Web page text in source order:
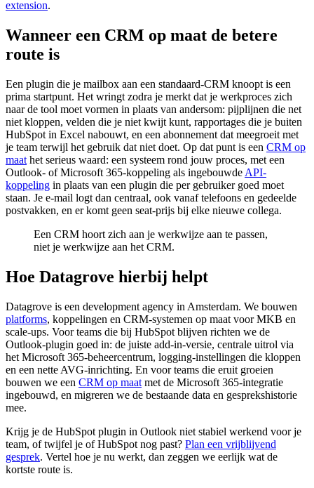
extension.
Wanneer een CRM op maat de betere
route is
Een plugin die je mailbox aan een standaard-CRM knoopt is een
prima startpunt. Het wringt zodra je merkt dat je werkproces zich
naar de tool moet vormen in plaats van andersom: pijplijnen die net
niet kloppen, velden die je niet kwijt kunt, rapportages die je buiten
HubSpot in Excel nabouwt, en een abonnement dat meegroeit met
je team terwijl het gebruik dat niet doet. Op dat punt is een CRM op
maat het serieus waard: een systeem rond jouw proces, met een
Outlook- of Microsoft 365-koppeling als ingebouwde API-
koppeling in plaats van een plugin die per gebruiker goed moet
staan. Je e-mail logt dan centraal, ook vanaf telefoons en gedeelde
postvakken, en er komt geen seat-prijs bij elke nieuwe collega.
Een CRM hoort zich aan je werkwijze aan te passen,
niet je werkwijze aan het CRM.
Hoe Datagrove hierbij helpt
Datagrove is een development agency in Amsterdam. We bouwen
platforms, koppelingen en CRM-systemen op maat voor MKB en
scale-ups. Voor teams die bij HubSpot blijven richten we de
Outlook-plugin goed in: de juiste add-in-versie, centrale uitrol via
het Microsoft 365-beheercentrum, logging-instellingen die kloppen
en een nette AVG-inrichting. En voor teams die eruit groeien
bouwen we een CRM op maat met de Microsoft 365-integratie
ingebouwd, en migreren we de bestaande data en gesprekshistorie
mee.
Krijg je de HubSpot plugin in Outlook niet stabiel werkend voor je
team, of twijfel je of HubSpot nog past? Plan een vrijblijvend
gesprek. Vertel hoe je nu werkt, dan zeggen we eerlijk wat de
kortste route is.